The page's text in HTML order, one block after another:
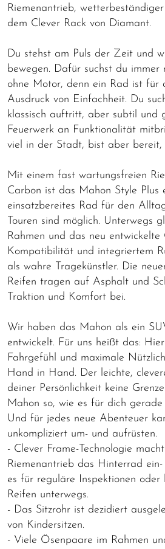
Riemenantrieb,
dem Clever Rack von Diamant.
Du stehst am Puls der Zeit und
bewegen. Dafür suchst du immer
ohne Motor, denn ein Rad ist für
Ausdruck von Einfachheit. Du
klassisch auftritt, aber subtil und
Feuerwerk an Funktionalität
viel in der Stadt, bist aber bereit,
Mit einem fast wartungsfreien
Carbon ist das Mahon Style Plus
einsatzbereites Rad für den
Touren sind möglich. Unterwegs
Rahmen und das neu
Kompatibilität und integriertem
als wahre Tragekünstler. Die
Reifen tragen auf Asphalt und
Traktion und Komfort bei.
Wir haben das Mahon als ein
entwickelt. Für uns heißt das:
Fahrgefühl und maximale
Hand in Hand. Der leichte,
deiner Persönlichkeit keine
Mahon so, wie es für dich
Und für jedes neue Abenteuer
unkompliziert um- und aufrüsten.
- Clever Frame-Technologie
Riemenantrieb das Hinterrad ein-
es für reguläre Inspektionen
Reifen unterwegs.
- Das Sitzrohr ist dezidiert
von Kindersitzen.
- Viele Ösenpaare im Rahmen